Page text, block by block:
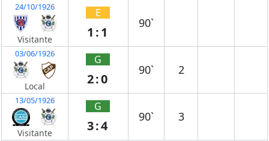
24/10/1926
Visitante
E
1:1
90`
03/06/1926
Local
G
2:0
90` 2
13/05/1926
Visitante
G
3:4
90` 3